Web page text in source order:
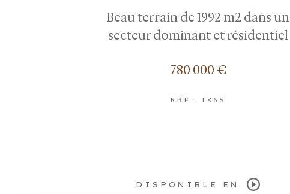
Beau terrain de 1992 m2 dans un
secteur dominant et résidentiel
780 000 €
REF : 1865
DISPONIBLE EN